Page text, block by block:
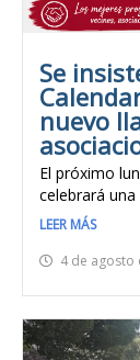
Se
nuevo
El próximo
celebrará una
LEER MÁS
4 de agosto